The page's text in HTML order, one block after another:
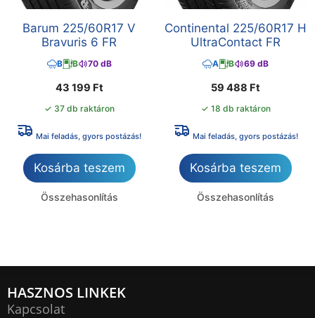
Barum 225/60R17 V
Bravuris 6 FR
B B 70 dB
43 199 Ft
✓ 37 db raktáron
Mai feladás, gyors postázás!
Kosárba teszem
Összehasonlítás
Continental 225/60R17 H
UltraContact FR
A B 69 dB
59 488 Ft
✓ 18 db raktáron
Mai feladás, gyors postázás!
Kosárba teszem
Összehasonlítás
HASZNOS LINKEK
Kapcsolat